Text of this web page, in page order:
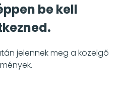
be kell
jelennek meg a közelgő